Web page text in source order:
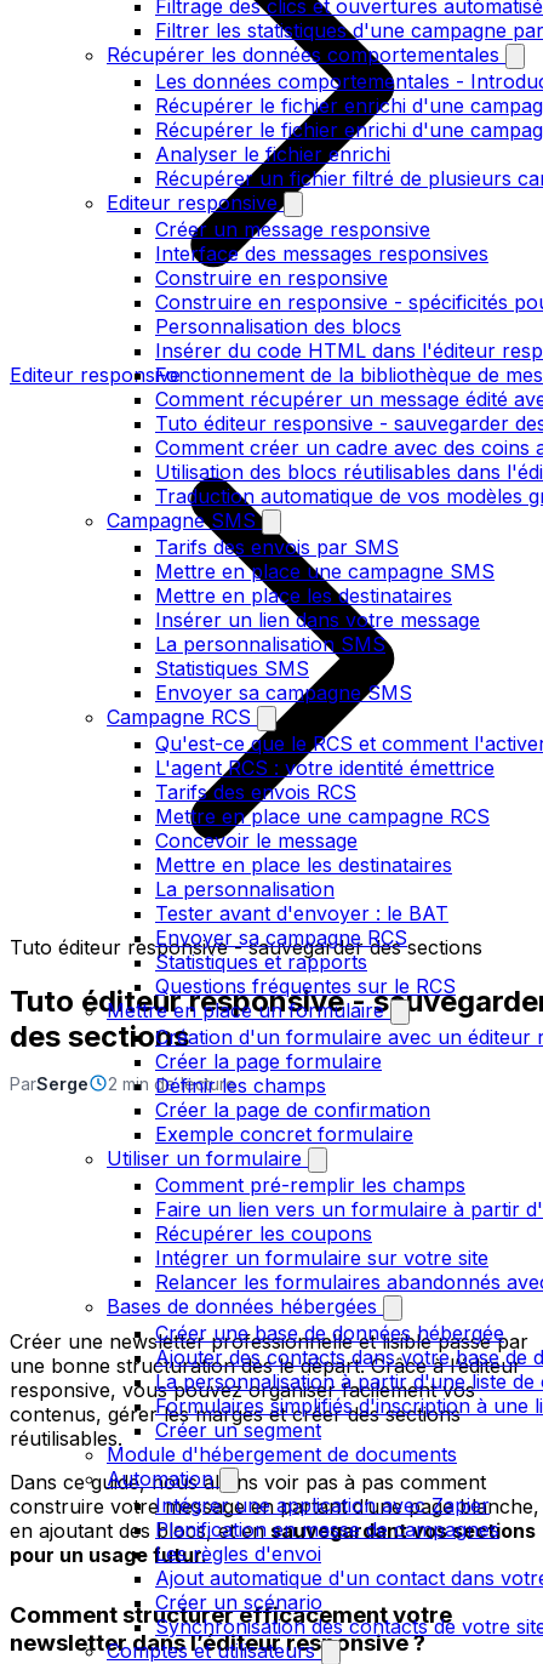
Filtrage des clics et ouvertures
Filtrer les statistiques d'une campagne
Récupérer les données comportementales
Les données comportementales -
Récupérer le fichier enrichi d'une
Récupérer le fichier enrichi d'une
Analyser le fichier enrichi
Récupérer un fichier filtré de plusieurs
Editeur responsive
Créer un message responsive
Interface des messages responsives
Construire en responsive
Construire en responsive - spécificités
Personnalisation des blocs
Insérer du code HTML dans l'éditeur
Fonctionnement de la bibliothèque de
Comment récupérer un message édité
Tuto éditeur responsive - sauvegarder
Comment créer un cadre avec des
Utilisation des blocs réutilisables dans
Traduction automatique de vos modèles
Campagne SMS
Tarifs des envois par SMS
Mettre en place une campagne SMS
Mettre en place les destinataires
Insérer un lien dans votre message
La personnalisation SMS
Statistiques SMS
Envoyer sa campagne SMS
Campagne RCS
Qu'est-ce que le RCS et comment
L'agent RCS : votre identité émettrice
Tarifs des envois RCS
Mettre en place une campagne RCS
Concevoir le message
Mettre en place les destinataires
La personnalisation
Tester avant d'envoyer : le BAT
Envoyer sa campagne RCS
Statistiques et rapports
Questions fréquentes sur le RCS
Mettre en place un formulaire
Création d'un formulaire avec un éditeur
Créer la page formulaire
Définir les champs
Créer la page de confirmation
Exemple concret formulaire
Utiliser un formulaire
Comment pré-remplir les champs
Faire un lien vers un formulaire à partir
Récupérer les coupons
Intégrer un formulaire sur votre site
Relancer les formulaires abandonnés
Bases de données hébergées
Créer une base de données hébergée
Ajouter des contacts dans votre base de
La personnalisation à partir d'une liste de
Formulaires simplifiés d'inscription à une
Créer un segment
Module d'hébergement de documents
Automation
Intégrer une application avec Zapier
Planification en masse de campagnes
Les règles d'envoi
Ajout automatique d'un contact dans
Créer un scénario
Synchronisation des contacts de votre
Comptes et utilisateurs
Editeur responsive
Tuto éditeur responsive - sauvegarder des sections
Tuto éditeur responsive -
des sections
ParSerge 2 min de lecture
Créer une newsletter professionnelle et lisible passe par
une bonne structuration dès le départ. Grâce à l’éditeur
responsive, vous pouvez organiser facilement vos
contenus, gérer les marges et créer des sections
réutilisables.
Dans ce guide, nous allons voir pas à pas comment
construire votre message en partant d’une page blanche,
en ajoutant des blocs, et en sauvegardant vos sections
pour un usage futur.
Comment structurer efficacement votre
newsletter dans l’éditeur responsive ?